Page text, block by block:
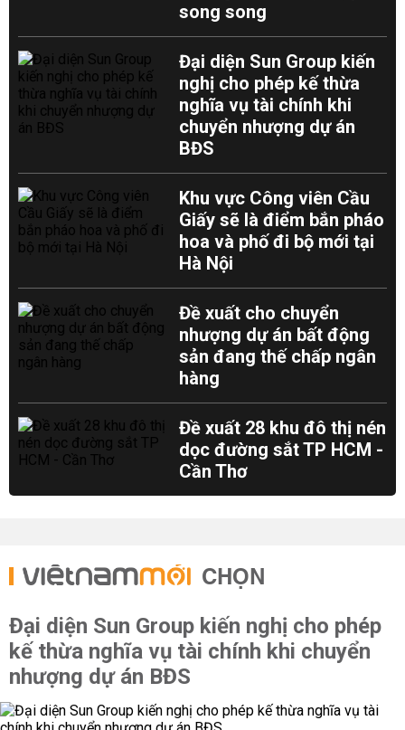
song song
Đại diện Sun Group kiến
nghị cho phép kế thừa
nghĩa vụ tài chính khi
chuyển nhượng dự án
BĐS
Khu vực Công viên Cầu
Giấy sẽ là điểm bắn pháo
hoa và phố đi bộ mới tại
Hà Nội
Đề xuất cho chuyển
nhượng dự án bất động
sản đang thế chấp ngân
hàng
Đề xuất 28 khu đô thị nén
dọc đường sắt TP HCM -
Cần Thơ
CHỌN
Đại diện Sun Group kiến nghị cho phép
kế thừa nghĩa vụ tài chính khi chuyển
nhượng dự án BĐS